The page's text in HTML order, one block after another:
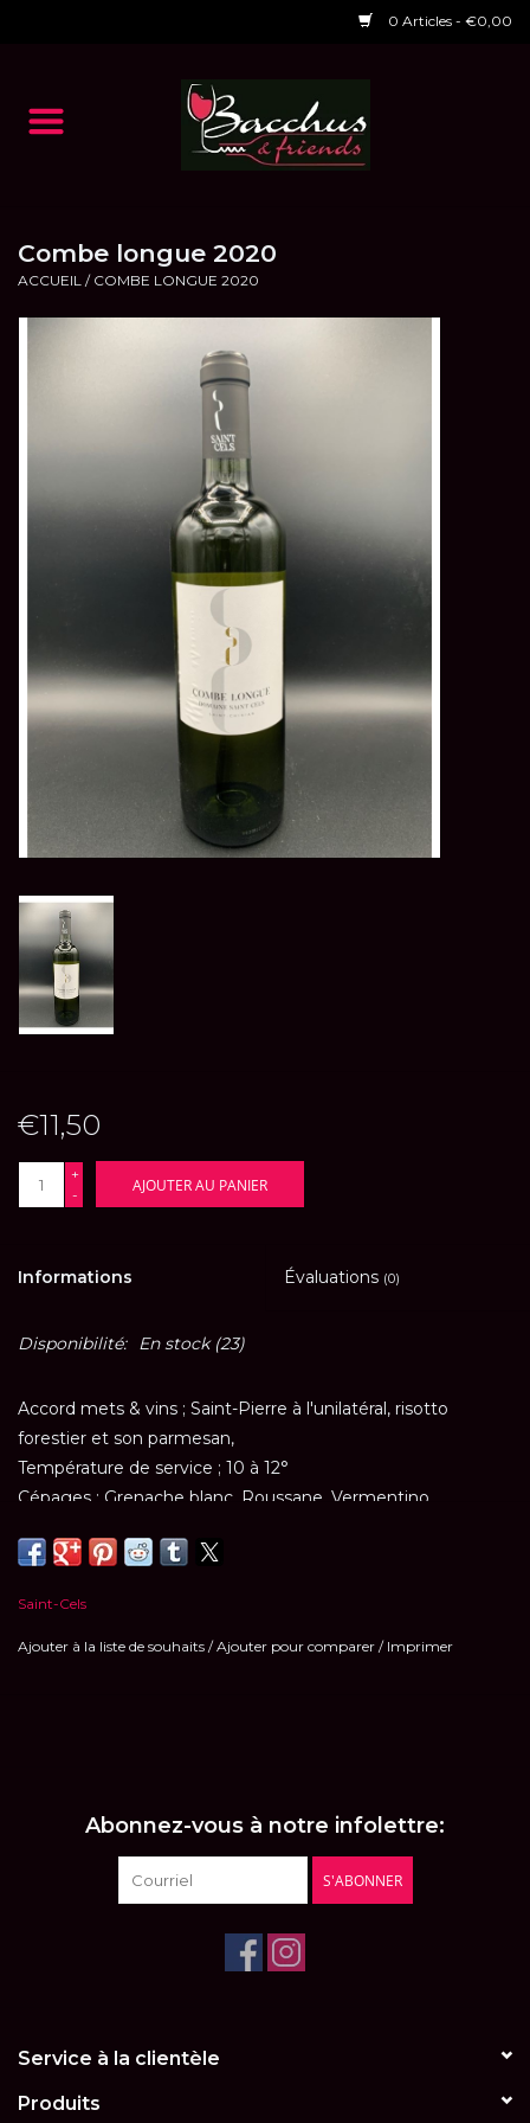
0 Articles - €0,00
Accueil
Dégustations
HORAIRES ET EVENTS 2026
RESTAURANT EPHEMERE
OENOLOGIQUES DE
BACCHUS CLUB
LA RESERVE DE BACCHUS
Combe longue 2020
ACCUEIL / COMBE LONGUE 2020
€11,50
+
-
AJOUTER AU PANIER
Informations Évaluations (0)
Disponibilité: En stock(23)
Accord mets & vins ; Saint-Pierre à l'unilatéral, risotto
forestier et son parmesan,
Température de service ; 10 à 12°
Cépages ; Grenache blanc, Roussane, Vermentino
Saint-Cels
Ajouter à la liste de souhaits /Ajouter pour comparer / Imprimer
Abonnez-vous à notre infolettre:
S'ABONNER
Service à la clientèle
Produits